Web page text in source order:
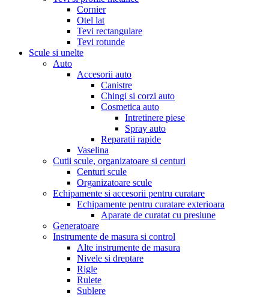
Cornier
Otel lat
Tevi rectangulare
Tevi rotunde
Scule si unelte
Auto
Accesorii auto
Canistre
Chingi si corzi auto
Cosmetica auto
Intretinere piese
Spray auto
Reparatii rapide
Vaselina
Cutii scule, organizatoare si centuri
Centuri scule
Organizatoare scule
Echipamente si accesorii pentru curatare
Echipamente pentru curatare exterioara
Aparate de curatat cu presiune
Generatoare
Instrumente de masura si control
Alte instrumente de masura
Nivele si dreptare
Rigle
Rulete
Sublere